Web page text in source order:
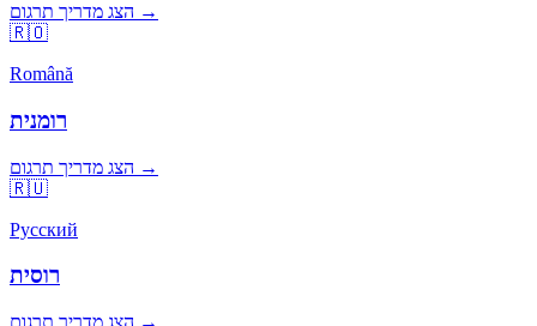
הצג מדריך תרגום →
🇷🇴
Română
רומנית
הצג מדריך תרגום →
🇷🇺
Русский
רוסית
הצג מדריך תרגום →